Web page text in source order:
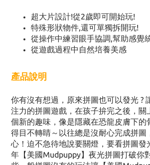
超大片設計!從2歲即可開始玩!
特殊形狀物件,還可單獨拆開玩!
從操作中練習眼手協調,幫助感覺
從遊戲過程中自然培養美感
產品說明
你有沒有想過，原來拼圖也可以發光 ?
注力的拼圖遊戲，在孩子拚完之後，關
個新的趣味，像是隱藏在恐龍皮膚下的
得目不轉睛～以往總是沒耐心完成拼圖
心！迫不急待地說要關燈，要看拼圖發
年【美國Mudpuppy】夜光拼圖打破你